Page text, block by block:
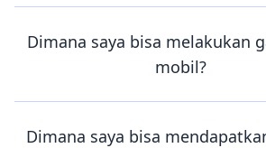
Dimana saya bisa melakukan
mobil?
Dimana saya bisa